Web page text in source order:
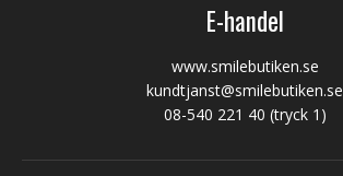
E-handel
www.smilebutiken.se
kundtjanst@smilebutiken.se
08-540 221 40 (tryck 1)